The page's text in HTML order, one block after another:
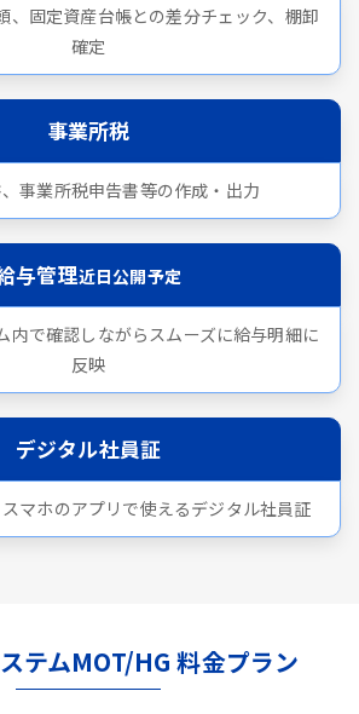
、固定資産台帳との差分チェック、棚卸
確定
事業所税
事業所税申告書等の作成・出力
与管理近日公開予定
内で確認しながらスムーズに給与明細に
反映
デジタル社員証
マホのアプリで使えるデジタル社員証
テムMOT/HG 料金プラン